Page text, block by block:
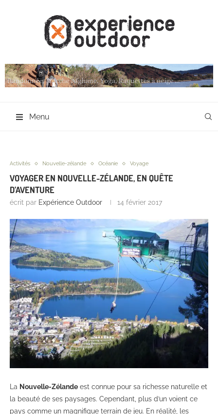
Menu
Activités Nouvelle-zélande Océanie Voyage
VOYAGER EN NOUVELLE-ZÉLANDE, EN QUÊTE
D’AVENTURE
écrit par Expérience Outdoor 14 février 2017
La Nouvelle-Zélande est connue pour sa richesse naturelle et
la beauté de ses paysages. Cependant, plus d’un voient ce
pays comme un magnifique terrain de jeu. En réalité, les